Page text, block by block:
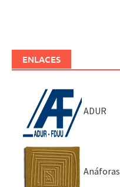
ENLACES
ADUR
Anáforas